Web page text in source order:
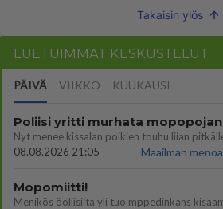
Takaisin ylös
LUETUIMMAT KESKUSTELUT
PÄIVÄ VIIKKO KUUKAUSI
Poliisi yritti murhata mopopojan
08.08.2026 21:05
Maailman menoa
Mopomiitti!